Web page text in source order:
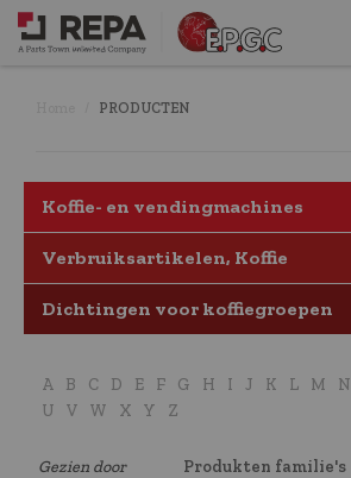
PRODUCTEN
Koffie- en vendingmachines
Verbruiksartikelen, Koffie
Dichtingen voor koffiegroepen
A B C D E F G H I J K L M N
U
V W X Y Z
Gezien door Produkten familie's